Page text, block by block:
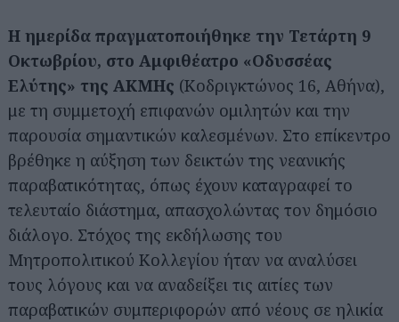
Η ημερίδα πραγματοποιήθηκε την Τετάρτη 9
Οκτωβρίου, στο Αμφιθέατρο «Οδυσσέας
Ελύτης» της ΑΚΜΗς (Κοδριγκτώνος 16, Αθήνα),
με τη συμμετοχή επιφανών ομιλητών και την
παρουσία σημαντικών καλεσμένων. Στο επίκεντρο
βρέθηκε η αύξηση των δεικτών της νεανικής
παραβατικότητας, όπως έχουν καταγραφεί το
τελευταίο διάστημα, απασχολώντας τον δημόσιο
διάλογο. Στόχος της εκδήλωσης του
Μητροπολιτικού Κολλεγίου ήταν να αναλύσει
τους λόγους και να αναδείξει τις αιτίες των
παραβατικών συμπεριφορών από νέους σε ηλικία